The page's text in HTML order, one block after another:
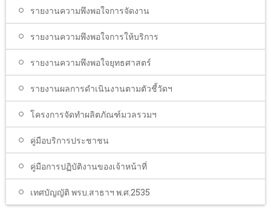
รายงานความพึงพอใจการจัดงาน
รายงานความพึงพอใจการให้บริการ
รายงานความพึงพอใจยุทธศาสตร์
รายงานผลการดำเนินงานตามตัวชี้วัดฯ
โครงการจัดทำผลิตภัณฑ์มวลรวมฯ
คู่มือบริการประชาชน
คู่มือการปฏิบัติงานของเจ้าหน้าที่
เทศบัญญัติ พรบ.สาธาฯ พ.ศ.2535